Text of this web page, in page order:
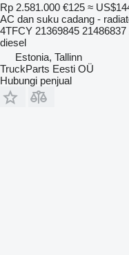
Rp 2.581.000 €125 ≈
AC dan suku cadang -
4TFCY 21369845 21486837
diesel
Estonia, Tallinn
TruckParts Eesti OÜ
Hubungi penjual